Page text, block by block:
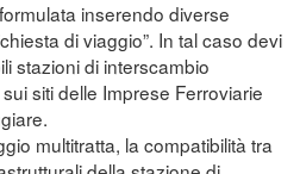
inserendo diverse
di viaggio”. In tal caso devi
stazioni di interscambio
siti delle Imprese Ferroviarie
multitratta, la compatibilità tra